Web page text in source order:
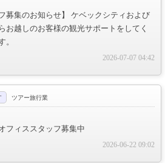
募集のお知らせ】 ケベックシティおよび
お越しのお客様の観光サポートをしてく
。
2026-07-07 04:42
ツアー旅行業
フィススタッフ募集中
2026-06-22 09:02